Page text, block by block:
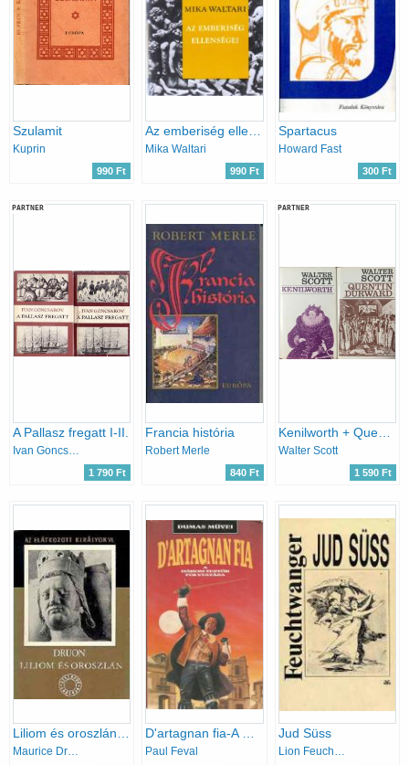
Szulamit
Kuprin
990 Ft
Mika Waltari
990 Ft
Spartacus
Howard Fast
300 Ft
PARTNER
A Pallasz fregatt I-II.
1 790 Ft
Francia história
Robert Merle
840 Ft
PARTNER
Kenilworth + Quentin Durward
Walter Scott
1 590 Ft
Liliom és oroszlán - Az elátkozott királyok VI.
Maurice Druon
D'artagnan fia-A Három testőr folytatása
Paul Feval
Jud Süss
Lion Feuchtwanger